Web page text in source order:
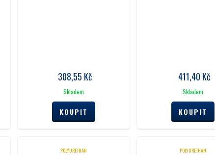
308,55 Kč
Skladem
411,40 Kč
Skladem
POLYURETHAN POLYURETHAN